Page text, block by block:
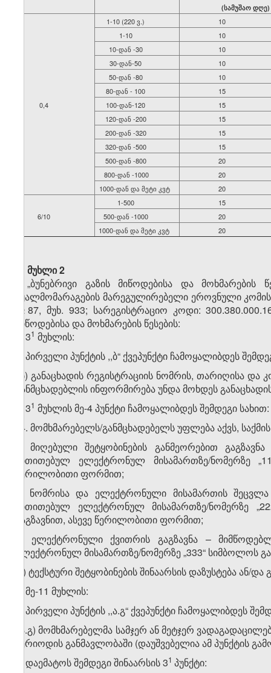
(სამუშაო დღე)
0,4
1-10 (220 ვ.)
10
1-10
10
10-დან -30
10
30-დან-50
10
50-დან -80
10
80-დან - 100
15
100-დან-120
15
120-დან -200
15
200-დან -320
15
320-დან -500
15
500-დან -800
20
800-დან -1000
20
1000-დან და მეტი კვტ
20
6/10
1-500
15
500-დან -1000
20
1000-დან და მეტი კვტ
20
მუხლი 2
„ბუნებრივი გაზის მიწოდებისა და მოხმარების
წყალმომარაგების მარეგულირებელი ეროვნული
№87, მუხ. 933; სარეგისტრაციო კოდი:
მიწოდებისა და მოხმარების წესების:
1. 3​1 მუხლის:
ა) პირველი პუნქტის ,,ბ“ ქვეპუნქტი ჩამოყალიბდეს
,,ბ) განაცხადის რეგისტრაციის ნომრის, თარიღისა
განმცხადებლის ინფორმირება უნდა მოხდეს
ბ) 3​1 მუხლის მე-4 პუნქტი ჩამოყალიბდეს შემდეგი სახით:
,,4. მომხმარებელს/განმცხადებელს უფლება აქვს,
ა) მიღებული შეტყობინების განმეორებით
მითითებულ ელექტრონულ მისამართზე/ნომერზე
წერილობითი ფორმით;
ბ) ნომრისა და ელექტრონული მისამართის
მითითებულ ელექტრონულ მისამართზე/ნომერზე
გაგზავნით, ასევე წერილობითი ფორმით;
გ) ელექტრონული ქვითრის გაგზავნა –
ელექტრონულ მისამართზე/ნომერზე „333“ სიმბოლოს
დ) ტექსტური შეტყობინების შინაარსის დაზუსტება
2. მე-11 მუხლის:
ა) პირველი პუნქტის ,,ა.გ“ ქვეპუნქტი ჩამოყალიბდეს
,,ა.გ) მომხმარებელმა სამჯერ ან მეტჯერ
პერიოდის განმავლობაში (დაუშვებელია ამ პუნქტის
ბ) დაემატოს შემდეგი შინაარსის 3​1 პუნქტი: